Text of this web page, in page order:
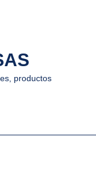
productos